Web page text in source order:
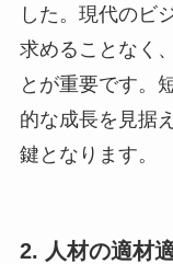
した。現代のビ
求めることなく
とが重要です。
的な成長を見据
鍵となります。
2. 人材の適材